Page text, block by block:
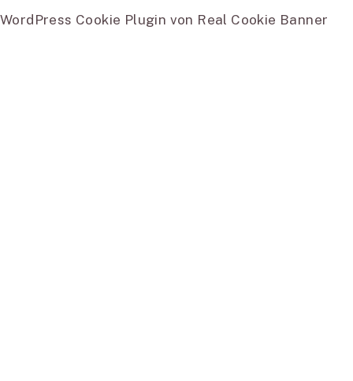
WordPress Cookie Plugin von Real Cookie Banner